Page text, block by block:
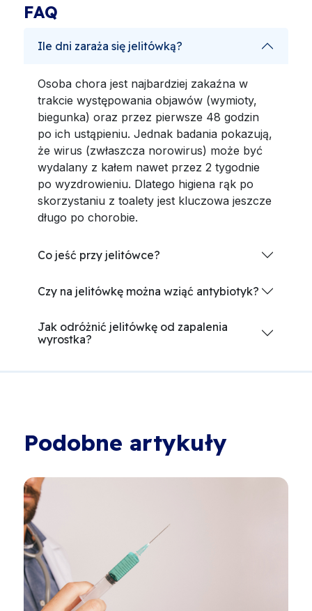
FAQ
Ile dni zaraża się jelitówką?
Osoba chora jest najbardziej zakaźna w
trakcie występowania objawów (wymioty,
biegunka) oraz przez pierwsze 48 godzin
po ich ustąpieniu. Jednak badania pokazują,
że wirus (zwłaszcza norowirus) może być
wydalany z kałem nawet przez 2 tygodnie
po wyzdrowieniu. Dlatego higiena rąk po
skorzystaniu z toalety jest kluczowa jeszcze
długo po chorobie.
Co jeść przy jelitówce?
Czy na jelitówkę można wziąć antybiotyk?
Jak odróżnić jelitówkę od zapalenia
wyrostka?
Podobne artykuły